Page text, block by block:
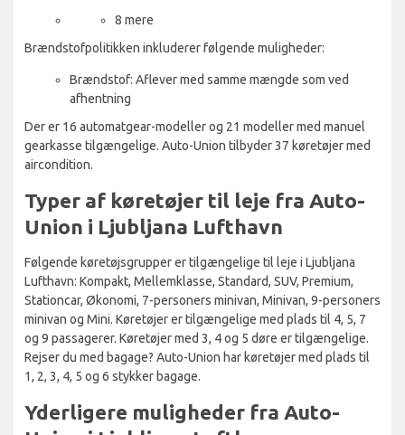
8 mere
Brændstofpolitikken inkluderer følgende muligheder:
Brændstof: Aflever med samme mængde som ved
afhentning
Der er 16 automatgear-modeller og 21 modeller med manuel
gearkasse tilgængelige. Auto-Union tilbyder 37 køretøjer med
aircondition.
Typer af køretøjer til leje fra Auto-
Union i Ljubljana Lufthavn
Følgende køretøjsgrupper er tilgængelige til leje i Ljubljana
Lufthavn: Kompakt, Mellemklasse, Standard, SUV, Premium,
Stationcar, Økonomi, 7-personers minivan, Minivan, 9-personers
minivan og Mini. Køretøjer er tilgængelige med plads til 4, 5, 7
og 9 passagerer. Køretøjer med 3, 4 og 5 døre er tilgængelige.
Rejser du med bagage? Auto-Union har køretøjer med plads til
1, 2, 3, 4, 5 og 6 stykker bagage.
Yderligere muligheder fra Auto-